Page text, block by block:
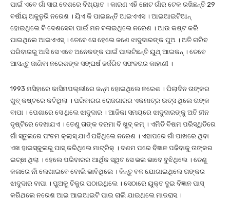
ପାଇଁ ଏବେ ଗାଁ ସାରା ଦେଶରେ ବିଖ୍ୟାତ । କାରଣ ଏହି ଛୋଟ ଗାଁର ଟେକ ରଖିଛନ୍ତି 29
ବର୍ଷୀୟ ଅକୁନୁରି ନରେଶ । ୟିଏ କି ପାଇଛନ୍ତି ଆଇଏଏସ । ଆଇଆଇଟିଆନ୍
ହୋଇଥିଲେ ବି ଦେଶସେବା ପାଇଁ ମନ ବଳାଇଥିଲେ ନରେଶ । ଆଉ କଷ୍ଟ କରି
ପାଇଥିଲେ ଆଇଏଏସ୍ । ତେବେ ସେ ହେଲେ ଜଣେ ଝାଦୁଦାରଙ୍କ ପୁଅ । ଅତି ଗରିବ
ପରିବାରରୁ ଆସି ସେ ଏବେ ଅନେକଙ୍କ ପାଇଁ ପାଲଟିଛନ୍ତି ୟୁଥ୍ ଆଇକନ୍ । ତେବେ
ଆସନ୍ତୁ ଜାଣିବା ନରେଶଙ୍କ ସଙ୍ଘର୍ଷ ଜର୍ଜରିତ ସଫଳତାର କାହାଣୀ ।
1993 ମସିହାରେ କାସିମପଲ୍ଲୀରେ ଜନ୍ମ ହୋଇଥିଲେ ନରେଶ । ପିଲାଦିନ ତାଙ୍କର
ଖୁବ୍ କଷ୍ଟରେ କଟିଥିଲା । ପରିବାରର ରୋଜଗାରର ଏକମାତ୍ର ଉତ୍ସ ଥିଲେ ତାଙ୍କ
ବାପା । ପେଶାରେ ସେ ଥିଲେ ଝାଦୁଦାର । ଆଜିକା ସମୟରେ ଝାଦୁଦାରଙ୍କୁ ଅତି ହୀନ
ଦୃଷ୍ଟିରେ ଦେଖାଯଏ । ତେଣୁ ତାଙ୍କ ଦରମା ବି ଖୁବ୍ କମ୍ । ଏମିତି ବିଷମ ପରିସ୍ଥିତିରେ
ଗାଁ ସ୍ତୁଲରେ ପଂଚମ କ୍ଲାସ୍ ଯାଏଁ ପଢିଥିଲେ ନରେଶ । ଏହାପରେ ଗାଁ ପାଖରେ ଥିବା
ଏଖ ହାଇସ୍କୁଲରୁ ପାସ୍ କରିଥିଲେ ମାଟ୍ରିକ୍ । ଦଶମ ପରେ ବିଜ୍ଞାନ ପଢିବାକୁ ତାଙ୍କର
ଇଚ୍ଛା ଥିଲା । ହେଲେ ପରିବାରର ଆର୍ଥିକ ସ୍ଥିତ ସେ ଭଲ ଭାବେ ବୁଝିଥିଲେ । ତେଣୁ
କଳାରେ ନାଁ ଲେଖାଇବେ ବୋଲି ଭାବିଥିଲେ । କିନ୍ତୁ ବଳ ଯୋଗାଇଥିଲେ ତାଙ୍କର
ଝାଦୁଦାର ବାପା । ପୁଅକୁ ଚିକୁର ପଠାଇଥିଲେ । ସେଠାରେ ୟୁକ୍ତ ଦୁଇ ବିଜ୍ଞାନ ପାସ୍
କରିଥିଲେ ନରେଶ ଆଇ ଆଇଆଇଟି ପାଇ ଚାଲି ଯାଇଥିଲେ ମାଡ୍ରାସ୍ ।